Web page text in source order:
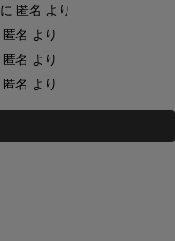
に 匿名 より
匿名 より
匿名 より
匿名 より